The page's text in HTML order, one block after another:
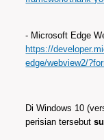
- Microsoft Edge
https://
edge/webview2/
Di Windows 10
perisian tersebut